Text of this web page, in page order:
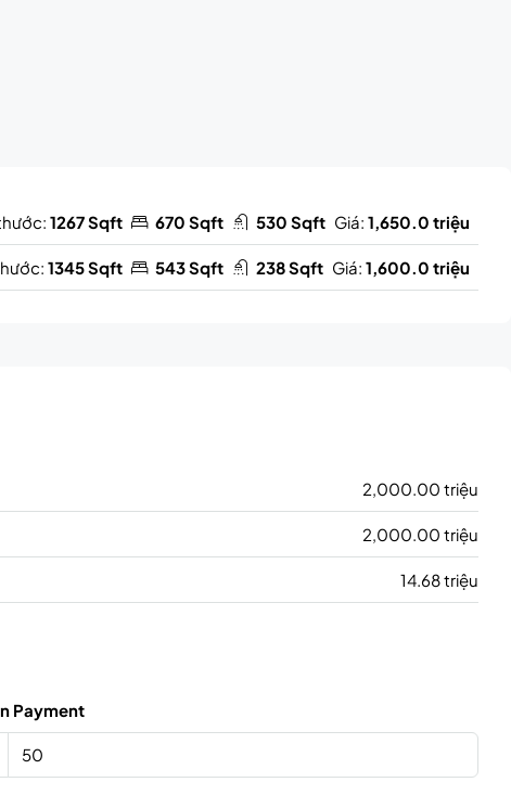
1267 Sqft 670 Sqft 530 Sqft Giá: 1,650.0 triệu
1345 Sqft 543 Sqft 238 Sqft Giá: 1,600.0 triệu
2,000.00 triệu
2,000.00 triệu
14.68 triệu
Payment